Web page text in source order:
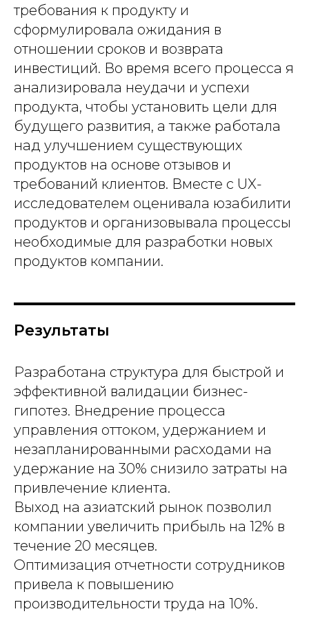
требования к продукту и
сформулировала ожидания в
отношении сроков и возврата
инвестиций. Во время всего процесса я
анализировала неудачи и успехи
продукта, чтобы установить цели для
будущего развития, а также работала
над улучшением существующих
продуктов на основе отзывов и
требований клиентов. Вместе с UX-
исследователем оценивала юзабилити
продуктов и организовывала процессы
необходимые для разработки новых
продуктов компании.
Результаты
Разработана структура для быстрой и
эффективной валидации бизнес-
гипотез. Внедрение процесса
управления оттоком, удержанием и
незапланированными расходами на
удержание на 30% снизило затраты на
привлечение клиента.
Выход на азиатский рынок позволил
компании увеличить прибыль на 12% в
течение 20 месяцев.
Оптимизация отчетности сотрудников
привела к повышению
производительности труда на 10%.